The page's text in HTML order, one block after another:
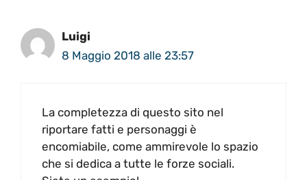
Luigi
8 Maggio 2018 alle 23:57
La completezza di questo sito nel
riportare fatti e personaggi è
encomiabile, come ammirevole lo spazio
che si dedica a tutte le forze sociali.